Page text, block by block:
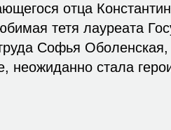
отца
тетя лауреата
Софья
неожиданно стала